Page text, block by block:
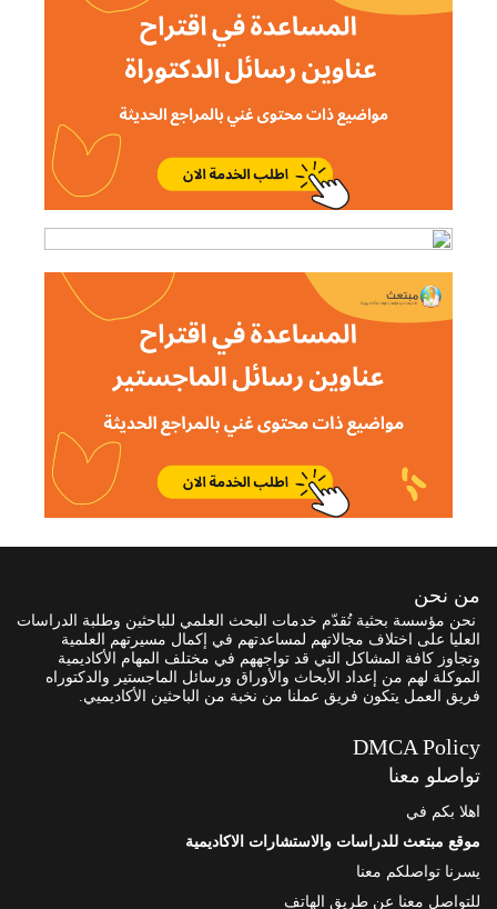
من نحن
نحن مؤسسة بحثية تُقدّم خدمات البحث العلمي للباحثين وطلبة الدراسات
العليا على اختلاف مجالاتهم لمساعدتهم في إكمال مسيرتهم العلمية
وتجاوز كافة المشاكل التي قد تواجههم في مختلف المهام الأكاديمية
الموكلة لهم من إعداد الأبحاث والأوراق ورسائل الماجستير والدكتوراه
فريق العمل يتكون فريق عملنا من نخبة من الباحثين الأكاديميي.
DMCA Policy
تواصلو معنا
اهلا بكم في
موقع مبتعث للدراسات والاستشارات الاكاديمية
يسرنا تواصلكم معنا
للتواصل معنا عن طريق الهاتف